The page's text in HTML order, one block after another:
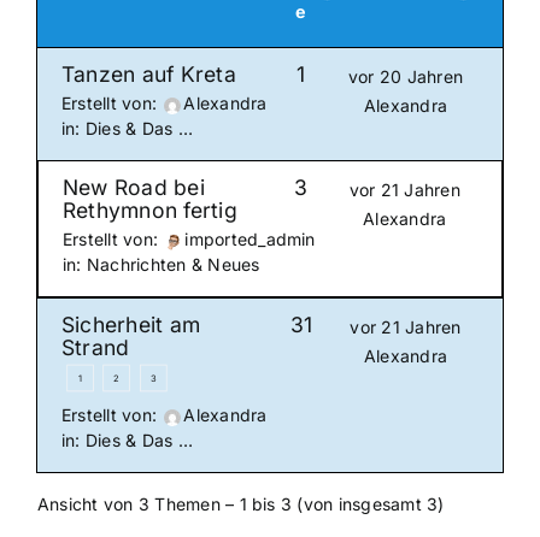
e
Tanzen auf Kreta
Erstellt von:
Alexandra
in: Dies & Das …
1
vor 20 Jahren
Alexandra
New Road bei
Rethymnon fertig
Erstellt von:
imported_admin
in: Nachrichten & Neues
3
vor 21 Jahren
Alexandra
Sicherheit am
Strand
1 2 3
Erstellt von:
Alexandra
in: Dies & Das …
31
vor 21 Jahren
Alexandra
Ansicht von 3 Themen – 1 bis 3 (von insgesamt 3)